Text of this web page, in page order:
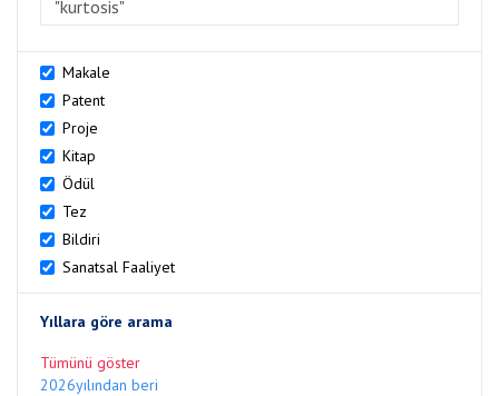
Makale
Patent
Proje
Kitap
Ödül
Tez
Bildiri
Sanatsal Faaliyet
Yıllara göre arama
Tümünü göster
2026yılından beri